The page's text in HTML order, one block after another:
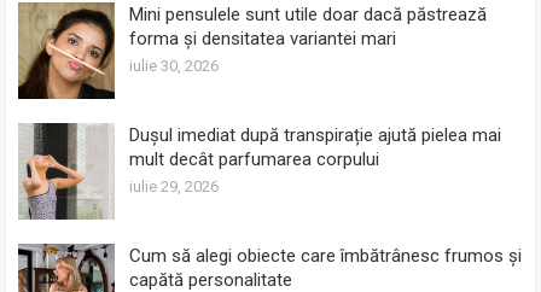
Mini pensulele sunt utile doar dacă păstrează
forma și densitatea variantei mari
iulie 30, 2026
Dușul imediat după transpirație ajută pielea mai
mult decât parfumarea corpului
iulie 29, 2026
Cum să alegi obiecte care îmbătrânesc frumos și
capătă personalitate